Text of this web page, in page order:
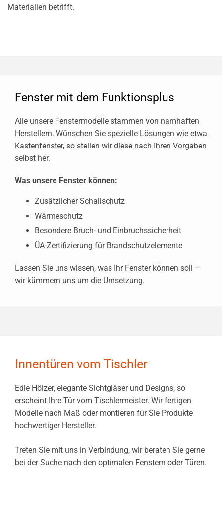
Materialien betrifft.
Fenster mit dem Funktionsplus
Alle unsere Fenstermodelle stammen von namhaften
Herstellern. Wünschen Sie spezielle Lösungen wie etwa
Kastenfenster, so stellen wir diese nach Ihren Vorgaben
selbst her.
Was unsere Fenster können:
Zusätzlicher Schallschutz
Wärmeschutz
Besondere Bruch- und Einbruchssicherheit
ÜA-Zertifizierung für Brandschutzelemente
Lassen Sie uns wissen, was Ihr Fenster können soll –
wir kümmern uns um die Umsetzung.
Innentüren vom Tischler
Edle Hölzer, elegante Sichtgläser und Designs, so
erscheint Ihre Tür vom Tischlermeister. Wir fertigen
Modelle nach Maß oder montieren für Sie Produkte
hochwertiger Hersteller.
Treten Sie mit uns in Verbindung, wir beraten Sie gerne
bei der Suche nach den optimalen Fenstern oder Türen.